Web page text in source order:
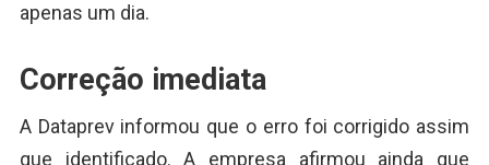
apenas um dia.
Correção imediata
A Dataprev informou que o erro foi corrigido assim
que identificado. A empresa afirmou ainda que